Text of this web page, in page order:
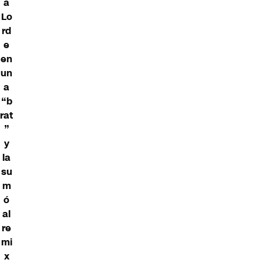
a
Lo
rd
e
en
un
a
“b
rat
”
y
la
su
m
ó
al
re
mi
x